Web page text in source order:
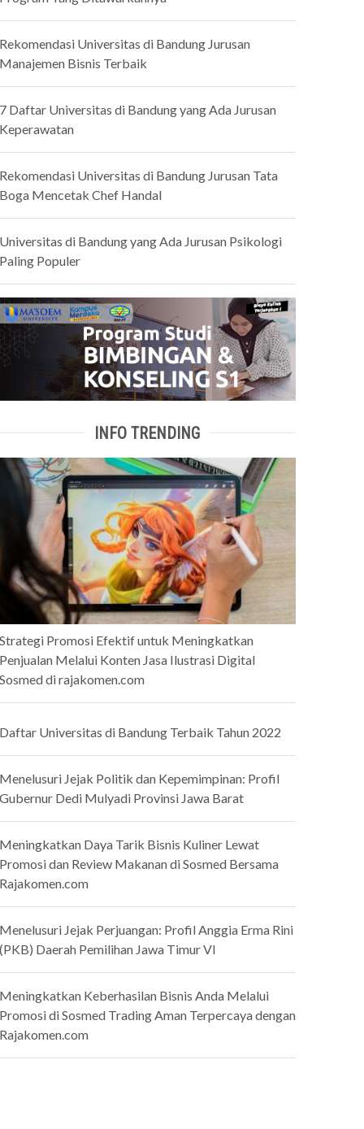
Universitas di Bandung Jurusan
Bisnis Terbaik
Daftar Universitas di Bandung yang Ada Jurusan
Universitas di Bandung Jurusan Tata
Mencetak Chef Handal
di Bandung yang Ada Jurusan Psikologi
Populer
INFO TRENDING
Promosi Efektif untuk Meningkatkan
Melalui Konten Jasa Ilustrasi Digital
di rajakomen.com
Universitas di Bandung Terbaik Tahun 2022
Jejak Politik dan Kepemimpinan: Profil
Dedi Mulyadi Provinsi Jawa Barat
Daya Tarik Bisnis Kuliner Lewat
dan Review Makanan di Sosmed Bersama
Jejak Perjuangan: Profil Anggia Erma Rini
Daerah Pemilihan Jawa Timur VI
Keberhasilan Bisnis Anda Melalui
di Sosmed Trading Aman Terpercaya dengan